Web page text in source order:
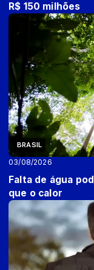
R$ 150 milhões
BRASIL
03/08/2026
Falta de água
que o calor